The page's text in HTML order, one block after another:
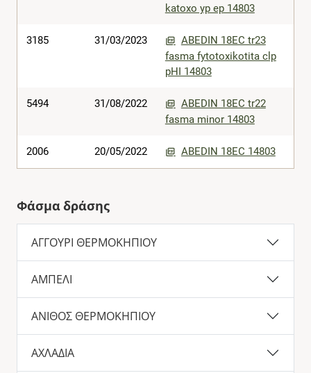
katoxo yp ep 14803
3185 31/03/2023
ABEDIN 18EC tr23
fasma fytotoxikotita clp
pHI 14803
5494 31/08/2022
ABEDIN 18EC tr22
fasma minor 14803
2006 20/05/2022 ABEDIN 18EC 14803
Φάσμα δράσης
ΑΓΓΟΥΡΙ ΘΕΡΜΟΚΗΠΙΟΥ
ΑΜΠΕΛΙ
ΑΝΙΘΟΣ ΘΕΡΜΟΚΗΠΙΟΥ
ΑΧΛΑΔΙΑ